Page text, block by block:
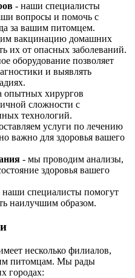
- наши специалисты
вопросы и помочь с
за вашим питомцем.
вакцинацию домашних
их от опасных заболеваний.
оборудование позволяет
и выявлять
опытных хирургов
сложности с
технологий.
услуги по лечению
важно для здоровья вашего
- мы проводим анализы,
здоровья вашего
наши специалисты помогут
наилучшим образом.
несколько филиалов,
питомцам. Мы рады
городах: